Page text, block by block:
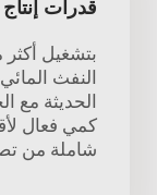
قدرات
النفث
الحديثة مع
كمي فعال
شاملة من